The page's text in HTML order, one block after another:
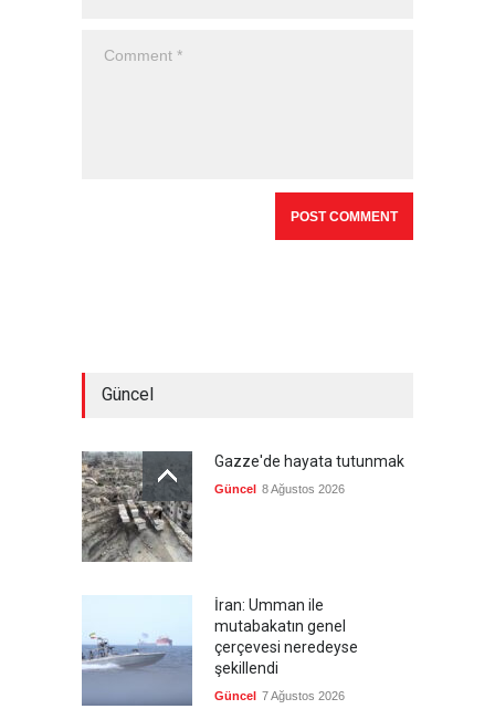
Güncel
Gazze'de hayata tutunmak
Güncel 8 Ağustos 2026
İran: Umman ile
mutabakatın genel
çerçevesi neredeyse
şekillendi
Güncel 7 Ağustos 2026